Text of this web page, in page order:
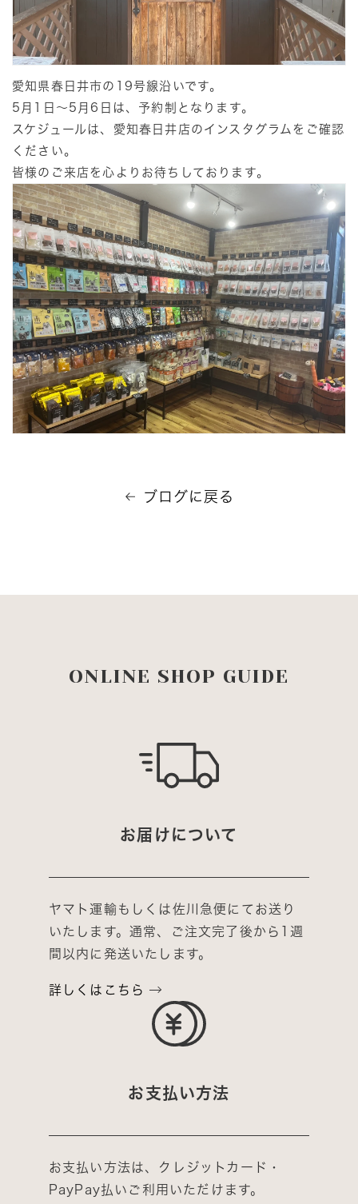
愛知県春日井市の19号線沿いです。
5月1日～5月6日は、予約制となります。
スケジュールは、愛知春日井店のインスタグラムをご確認
ください。
皆様のご来店を心よりお待ちしております。
ブログに戻る
ONLINE SHOP GUIDE
お届けについて
ヤマト運輸もしくは佐川急便にてお送り
いたします。通常、ご注文完了後から1週
間以内に発送いたします。
詳しくはこちら
お支払い方法
お支払い方法は、クレジットカード・
PayPay払いご利用いただけます。